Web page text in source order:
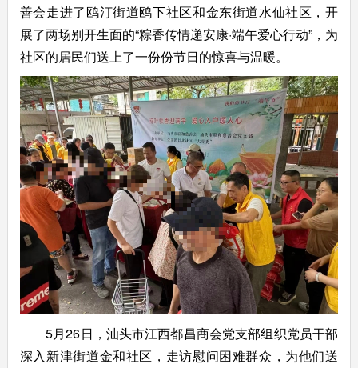
善会走进了鸥汀街道鸥下社区和金东街道水仙社区，开
展了两场别开生面的“粽香传情递安康·端午爱心行动”，为
社区的居民们送上了一份份节日的惊喜与温暖。
5月26日，汕头市江西都昌商会党支部组织党员干部
深入新津街道金和社区，走访慰问困难群众，为他们送